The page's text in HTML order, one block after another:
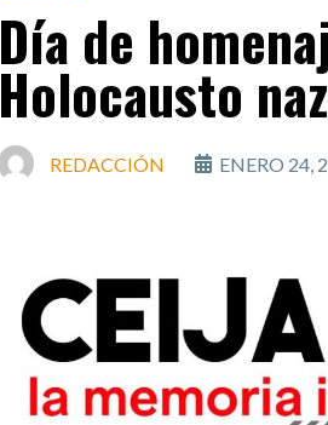
Día de
Holocausto
REDACCIÓN ENERO 24,